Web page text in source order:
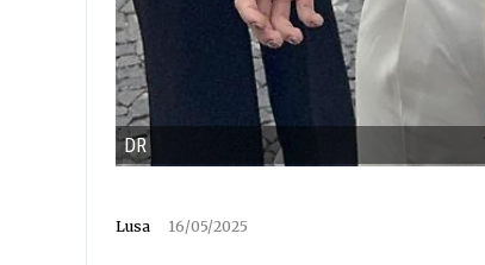
DR
Lusa 16/05/2025